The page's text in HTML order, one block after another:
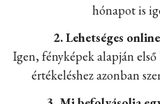
hónapot is
2. Lehetséges
Igen, fényképek alapján
értékeléshez azonban